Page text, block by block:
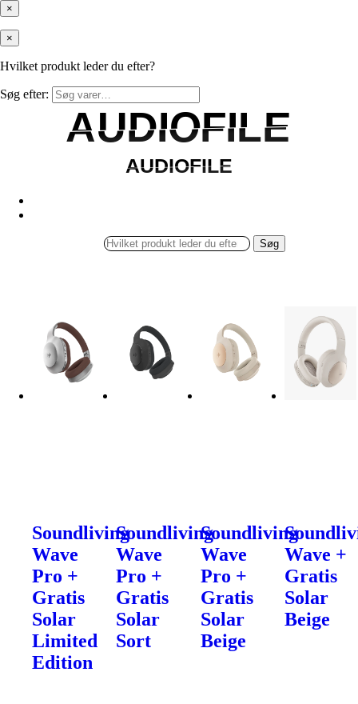
×
×
Hvilket produkt leder du efter?
Søg efter:
AUDIOFILE
AUDIOFILE
AUDIOFILE
AUDIOFILE
Søg
Soundliving
Wave
Pro +
Gratis
Solar
Limited
Edition
Soundliving
Wave
Pro +
Gratis
Solar
Sort
Soundliving
Wave
Pro +
Gratis
Solar
Beige
Wave +
Gratis
Solar
Beige